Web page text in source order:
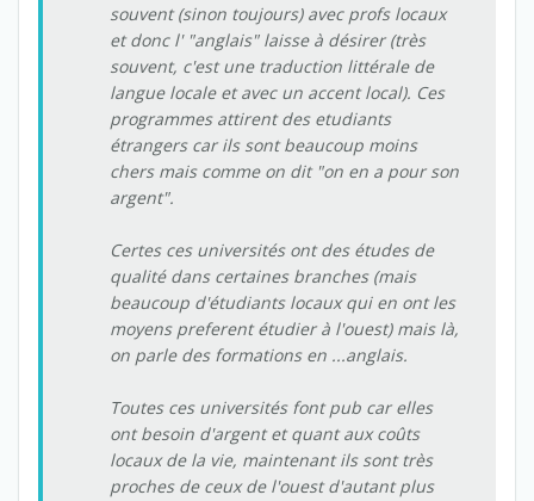
souvent (sinon toujours) avec profs locaux
et donc l' "anglais" laisse à désirer (très
souvent, c'est une traduction littérale de
langue locale et avec un accent local). Ces
programmes attirent des etudiants
étrangers car ils sont beaucoup moins
chers mais comme on dit "on en a pour son
argent".
Certes ces universités ont des études de
qualité dans certaines branches (mais
beaucoup d'étudiants locaux qui en ont les
moyens preferent étudier à l'ouest) mais là,
on parle des formations en ...anglais.
Toutes ces universités font pub car elles
ont besoin d'argent et quant aux coûts
locaux de la vie, maintenant ils sont très
proches de ceux de l'ouest d'autant plus